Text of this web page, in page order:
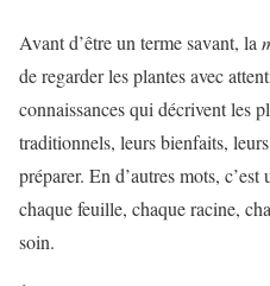
Avant d’être un terme savant, la
de regarder les plantes avec
connaissances qui décrivent les
traditionnels, leurs bienfaits,
préparer. En d’autres mots,
chaque feuille, chaque racine,
soin.